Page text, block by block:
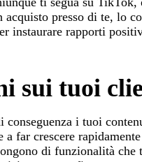
presso di te, lo
instaurare rapporti
sui tuoi
i tuoi
far crescere
di funzionalità che